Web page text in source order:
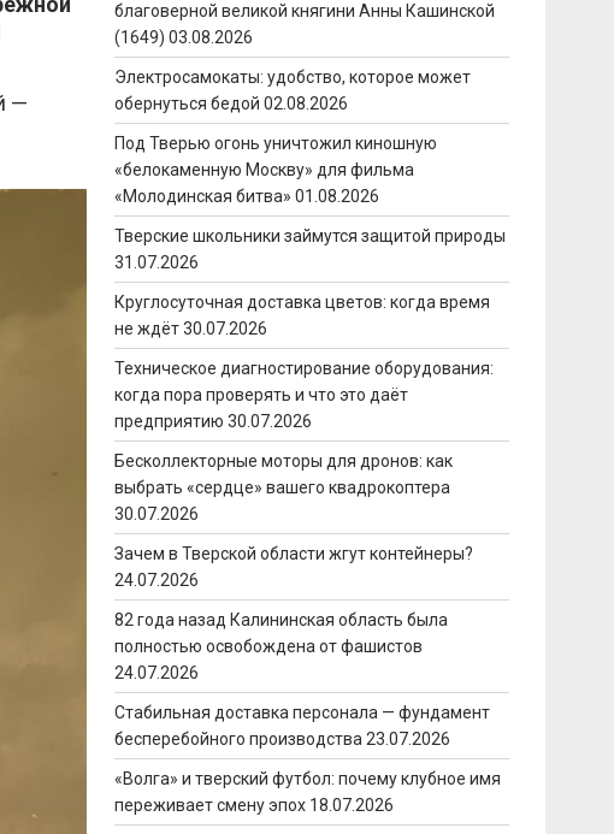
—
благоверной великой княгини Анны Кашинской
(1649) 03.08.2026
Электросамокаты: удобство, которое может
обернуться бедой 02.08.2026
Под Тверью огонь уничтожил киношную
«белокаменную Москву» для фильма
«Молодинская битва» 01.08.2026
Тверские школьники займутся защитой природы
31.07.2026
Круглосуточная доставка цветов: когда время
не ждёт 30.07.2026
Техническое диагностирование оборудования:
когда пора проверять и что это даёт
предприятию 30.07.2026
Бесколлекторные моторы для дронов: как
выбрать «сердце» вашего квадрокоптера
30.07.2026
Зачем в Тверской области жгут контейнеры?
24.07.2026
82 года назад Калининская область была
полностью освобождена от фашистов
24.07.2026
Стабильная доставка персонала — фундамент
бесперебойного производства 23.07.2026
«Волга» и тверский футбол: почему клубное имя
переживает смену эпох 18.07.2026